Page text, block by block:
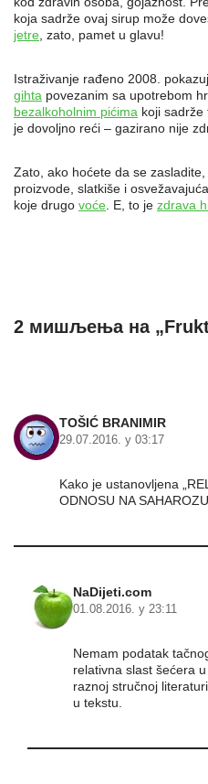
koja sadrže ovaj sirup može
jetre, zato, pamet u glavu!
Istraživanje rađeno 2008.
gihta povezanim sa upotrebom
bezalkoholnim pićima koji sadrže
je dovoljno reći – gazirano nije
Zato, ako hoćete da se
proizvode, slatkiše i osvežavajuća
koje drugo voće. E, to je zdrava
2 мишљења на
TOŠIĆ BRANIMIR
29.07.2016. у 03:17
Kako je ustanovljena
ODNOSU NA
NaDijeti.com
01.08.2016. у 23:11
Nemam podatak
relativna slast šećera
raznoj stručnoj
u tekstu.